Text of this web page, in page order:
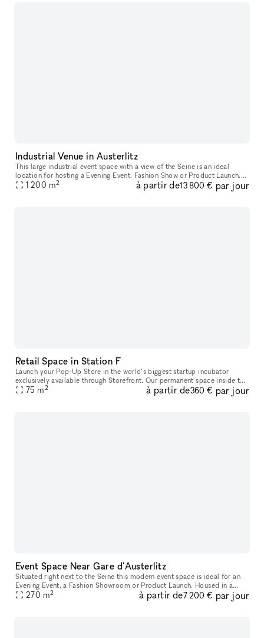
Industrial Venue in Austerlitz
This large industrial event space with a view of the Seine is an ideal
location for hosting a Evening Event, Fashion Show or Product Launch.
This extensive space has an authentic feel with large rol
1 200 m2 à partir de13 800 € par jour
Retail Space in Station F
Launch your Pop-Up Store in the world’s biggest startup incubator
exclusively available through Storefront. Our permanent space inside the
34,000 M2 Station F opening July 2017 gives brands an outsta
75 m2 à partir de360 € par jour
Event Space Near Gare d'Austerlitz
Situated right next to the Seine this modern event space is ideal for an
Evening Event, a Fashion Showroom or Product Launch. Housed in a
contemporary building, this space is stylish and modern. Th
270 m2 à partir de7 200 € par jour